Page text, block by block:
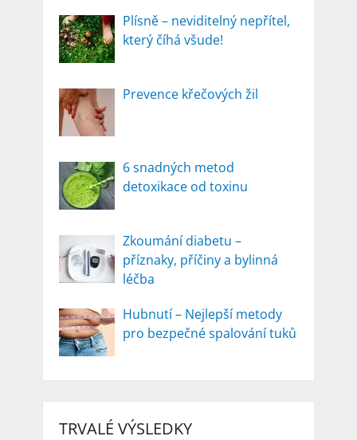
Plísně – neviditelný nepřítel,
který číhá všude!
Prevence křečových žil
6 snadných metod
detoxikace od toxinu
Zkoumání diabetu –
příznaky, příčiny a bylinná
léčba
Hubnutí – Nejlepší metody
pro bezpečné spalování tuků
TRVALÉ VÝSLEDKY